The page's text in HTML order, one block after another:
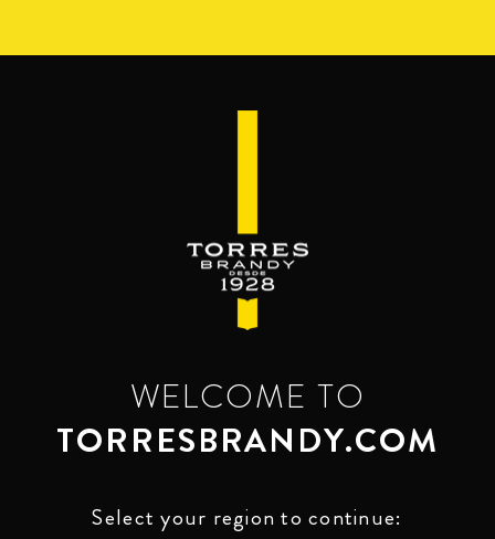
WELCOME TO
TORRESBRANDY.COM
Select your region to continue: